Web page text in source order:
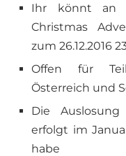
Ihr könnt an
Christmas
zum 26.12.2016
Offen für
Österreich und
Die
erfolgt im
habe